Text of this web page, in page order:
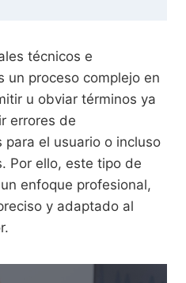
técnicos e
un proceso complejo en
u obviar términos ya
errores de
el usuario o incluso
Por ello, este tipo de
enfoque profesional,
y adaptado al